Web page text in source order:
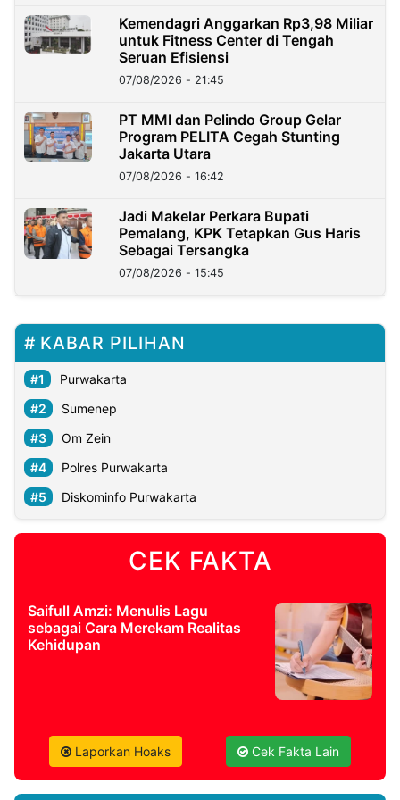
Kemendagri Anggarkan Rp3,98 Miliar
untuk Fitness Center di Tengah
Seruan Efisiensi
07/08/2026 - 21:45
PT MMI dan Pelindo Group Gelar
Program PELITA Cegah Stunting
Jakarta Utara
07/08/2026 - 16:42
Jadi Makelar Perkara Bupati
Pemalang, KPK Tetapkan Gus Haris
Sebagai Tersangka
07/08/2026 - 15:45
KABAR PILIHAN
Purwakarta
Sumenep
Om Zein
Polres Purwakarta
Diskominfo Purwakarta
CEK FAKTA
Saifull Amzi: Menulis Lagu
sebagai Cara Merekam Realitas
Kehidupan
Laporkan Hoaks Cek Fakta Lain